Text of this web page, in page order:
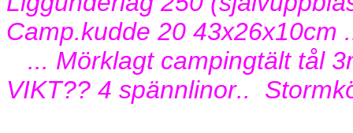
Camp.kudde 20 43x26x10cm
... Mörklagt campingtält tål
VIKT?? 4 spännlinor..